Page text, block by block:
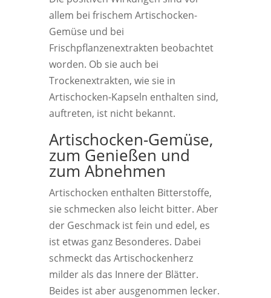
allem bei frischem Artischocken-
Gemüse und bei
Frischpflanzenextrakten beobachtet
worden. Ob sie auch bei
Trockenextrakten, wie sie in
Artischocken-Kapseln enthalten sind,
auftreten, ist nicht bekannt.
Artischocken-Gemüse,
zum Genießen und
zum Abnehmen
Artischocken enthalten Bitterstoffe,
sie schmecken also leicht bitter. Aber
der Geschmack ist fein und edel, es
ist etwas ganz Besonderes. Dabei
schmeckt das Artischockenherz
milder als das Innere der Blätter.
Beides ist aber ausgenommen lecker.